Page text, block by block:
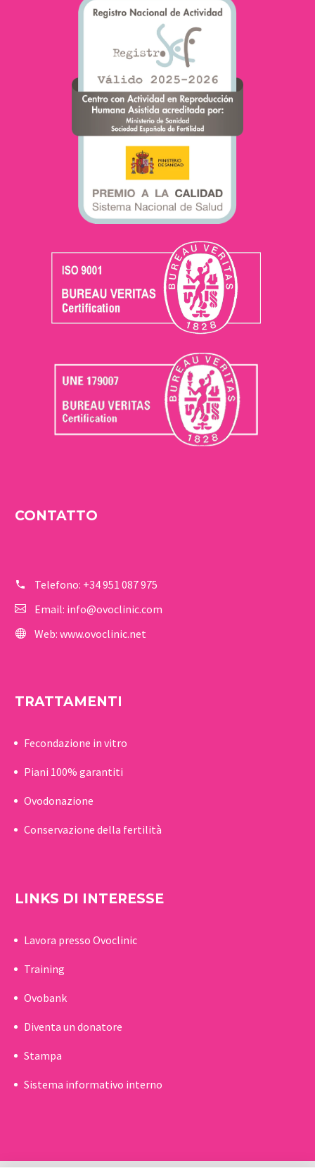
CONTATTO
Telefono: +34 951 087 975
Email: info@ovoclinic.com
Web: www.ovoclinic.net
TRATTAMENTI
Fecondazione in vitro
Piani 100% garantiti
Ovodonazione
Conservazione della fertilità
LINKS DI INTERESSE
Lavora presso Ovoclinic
Training
Ovobank
Diventa un donatore
Stampa
Sistema informativo interno